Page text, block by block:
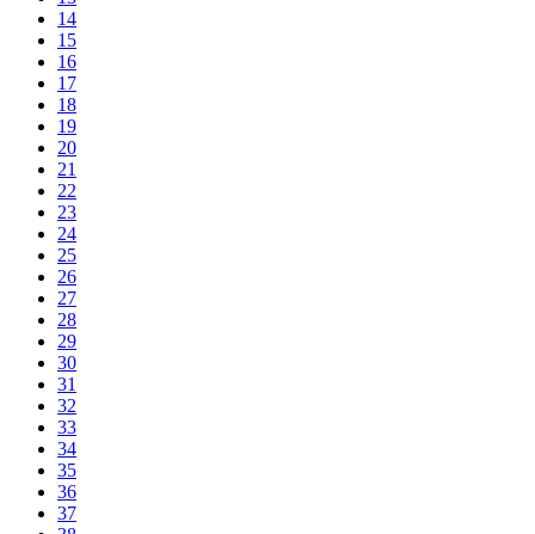
14
15
16
17
18
19
20
21
22
23
24
25
26
27
28
29
30
31
32
33
34
35
36
37